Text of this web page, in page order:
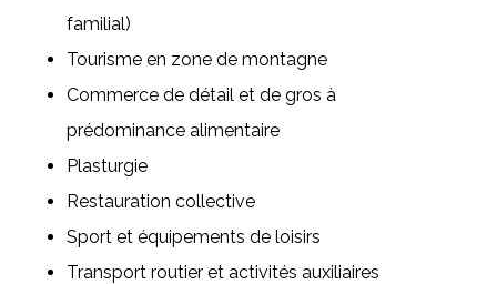
familial)
Tourisme en zone de montagne
Commerce de détail et de gros à
prédominance alimentaire
Plasturgie
Restauration collective
Sport et équipements de loisirs
Transport routier et activités auxiliaires